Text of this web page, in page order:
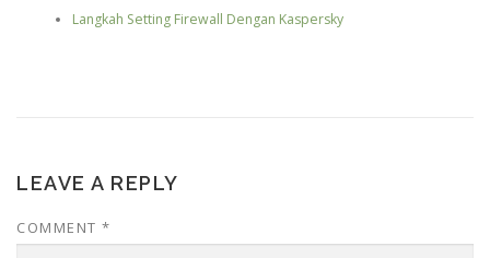
Langkah Setting Firewall Dengan Kaspersky
LEAVE A REPLY
COMMENT *